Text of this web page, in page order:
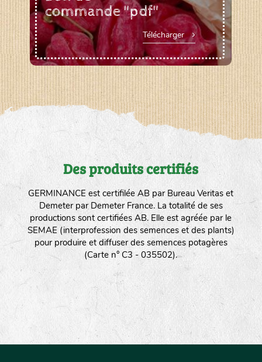
commande "pdf"
Télécharger
Des produits certifiés
GERMINANCE est certifilée AB par Bureau Veritas et
Demeter par Demeter France. La totalité de ses
productions sont certifiées AB. Elle est agréée par le
SEMAE (interprofession des semences et des plants)
pour produire et diffuser des semences potagères
(Carte n° C3 - 035502).